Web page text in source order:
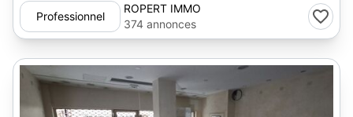
Professionnel
ROPERT IMMO
374 annonces